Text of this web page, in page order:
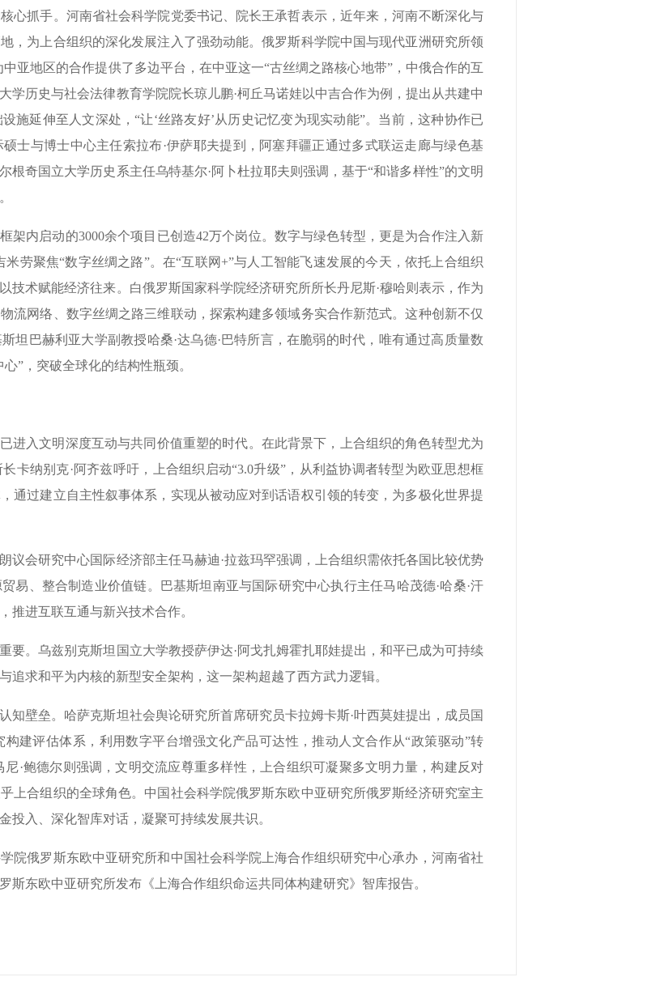
抓手。河南省社会科学院党委书记、院长王承哲表示，近年来，河南不断深化与
，为上合组织的深化发展注入了强劲动能。俄罗斯科学院中国与现代亚洲研究所领
亚地区的合作提供了多边平台，在中亚这一“古丝绸之路核心地带”，中俄合作的互
学历史与社会法律教育学院院长琼儿鹏·柯丘马诺娃以中吉合作为例，提出从共建中
施延伸至人文深处，“让‘丝路友好’从历史记忆变为现实动能”。当前，这种协作已
士与博士中心主任索拉布·伊萨耶夫提到，阿塞拜疆正通过多式联运走廊与绿色基
根奇国立大学历史系主任乌特基尔·阿卜杜拉耶夫则强调，基于“和谐多样性”的文明
内启动的3000余个项目已创造42万个岗位。数字与绿色转型，更是为合作注入新
劳聚焦“数字丝绸之路”。在“互联网+”与人工智能飞速发展的今天，依托上合组织
技术赋能经济往来。白俄罗斯国家科学院经济研究所所长丹尼斯·穆哈则表示，作为
流网络、数字丝绸之路三维联动，探索构建多领域务实合作新范式。这种创新不仅
坦巴赫利亚大学副教授哈桑·达乌德·巴特所言，在脆弱的时代，唯有通过高质量数
”，突破全球化的结构性瓶颈。
入文明深度互动与共同价值重塑的时代。在此背景下，上合组织的角色转型尤为
卡纳别克·阿齐兹呼吁，上合组织启动“3.0升级”，从利益协调者转型为欧亚思想框
通过建立自主性叙事体系，实现从被动应对到话语权引领的转变，为多极化世界提
会研究中心国际经济部主任马赫迪·拉兹玛罕强调，上合组织需依托各国比较优势
易、整合制造业价值链。巴基斯坦南亚与国际研究中心执行主任马哈茂德·哈桑·汗
推进互联互通与新兴技术合作。
。乌兹别克斯坦国立大学教授萨伊达·阿戈扎姆霍扎耶娃提出，和平已成为可持续
追求和平为内核的新型安全架构，这一架构超越了西方武力逻辑。
壁垒。哈萨克斯坦社会舆论研究所首席研究员卡拉姆卡斯·叶西莫娃提出，成员国
建评估体系，利用数字平台增强文化产品可达性，推动人文合作从“政策驱动”转
尼·鲍德尔则强调，文明交流应尊重多样性，上合组织可凝聚多文明力量，构建反对
上合组织的全球角色。中国社会科学院俄罗斯东欧中亚研究所俄罗斯经济研究室主
投入、深化智库对话，凝聚可持续发展共识。
俄罗斯东欧中亚研究所和中国社会科学院上海合作组织研究中心承办，河南省社
斯东欧中亚研究所发布《上海合作组织命运共同体构建研究》智库报告。